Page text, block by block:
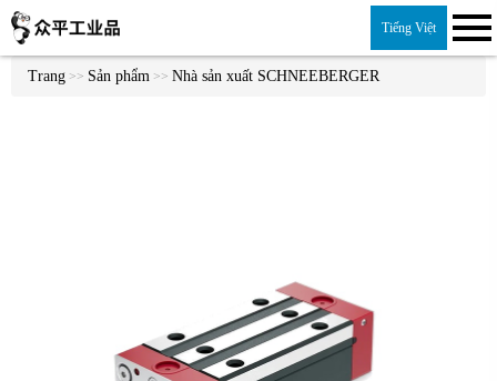
Tiếng Việt
Trang >> Sản phẩm >> Nhà sản xuất SCHNEEBERGER